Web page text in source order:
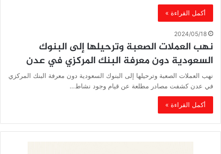
أكمل القراءة »
2024/05/18
نهب العملات الصعبة وترحيلها إلى البنوك
السعودية دون معرفة البنك المركزي في عدن
نهب العملات الصعبة وترحيلها إلى البنوك السعودية دون معرفة البنك المركزي
في عدن كشفت مصادر مطلعة عن قيام وجود نشاط…
أكمل القراءة »